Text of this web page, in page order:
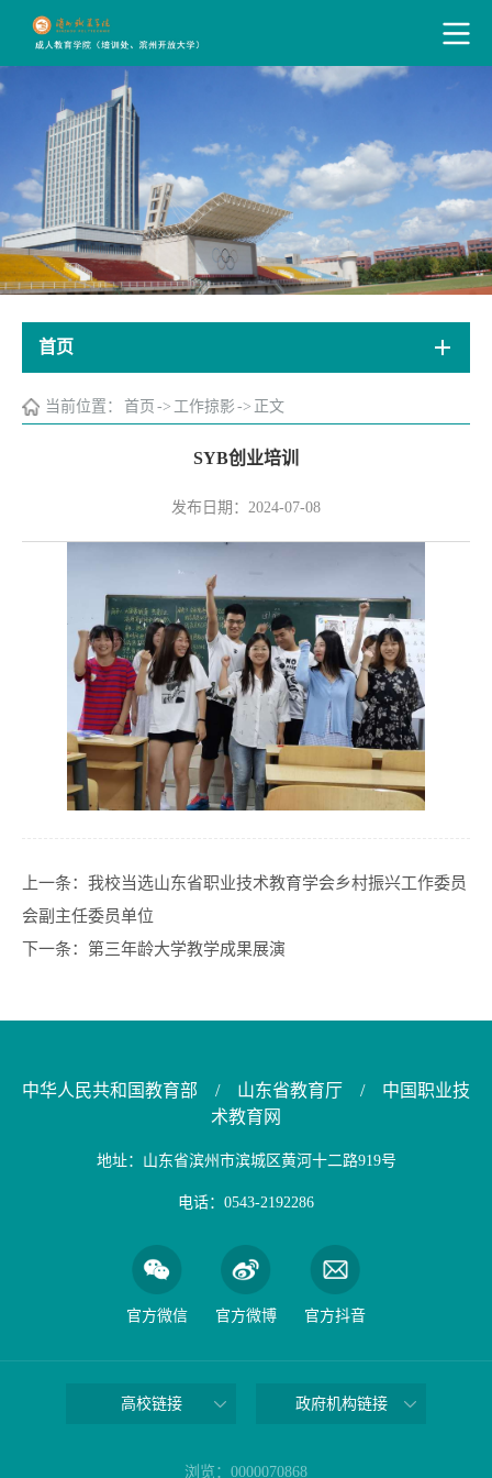
首页
当前位置： 首页 -> 工作掠影 -> 正文
SYB创业培训
发布日期：2024-07-08
上一条： 我校当选山东省职业技术教育学会乡村振兴工作委员
会副主任委员单位
下一条： 第三年龄大学教学成果展演
中华人民共和国教育部 / 山东省教育厅 /
中国职业技
术教育网
地址：山东省滨州市滨城区黄河十二路919号
电话：0543-2192286
官方微信 官方微博 官方抖音
高校链接 政府机构链接
浏览： 0000070868